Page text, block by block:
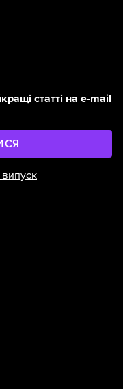
статті на e-mail